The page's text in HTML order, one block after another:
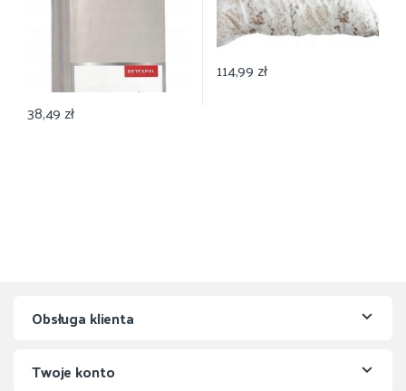
38,49zł
114,99zł
Obsługa klienta
Twoje konto